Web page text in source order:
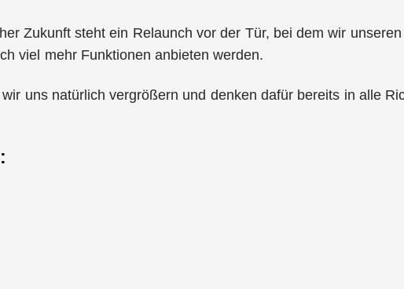
Zukunft steht ein Relaunch vor der Tür, bei dem wir
viel mehr Funktionen anbieten werden.
uns natürlich vergrößern und denken dafür bereits in alle